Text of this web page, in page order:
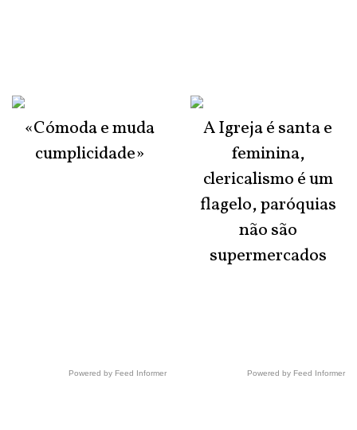
«Cómoda e muda
cumplicidade»
Powered by Feed Informer
A Igreja é santa e
feminina,
clericalismo é um
flagelo, paróquias
não são
supermercados
Powered by Feed Informer